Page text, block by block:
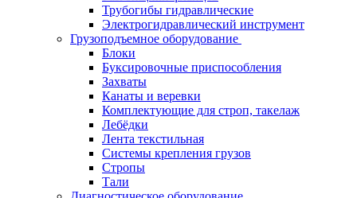
Трубогибы гидравлические
Электрогидравлический инструмент
Грузоподъемное оборудование
Блоки
Буксировочные приспособления
Захваты
Канаты и веревки
Комплектующие для строп, такелаж
Лебёдки
Лента текстильная
Системы крепления грузов
Стропы
Тали